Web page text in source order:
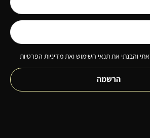
והבנתי את תנאי השימוש ואת מדיניות הפרטיות
הרשמה